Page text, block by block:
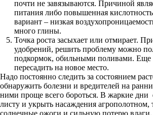
почти не завязываются. Причиной
питания либо повышенная
вариант – низкая
много глины.
Точка роста засыхает или отмирает.
удобрений, решить проблему можно
подкормок, обильными поливами. Еще
пересадить на новое место.
Надо постоянно следить за состоянием
обнаружить болезни и вредителей на
ними проще всего бороться. В жаркие дни
листу и укрыть насаждения агрополотном,
солнечные ожоги и сильную потерю влаги.